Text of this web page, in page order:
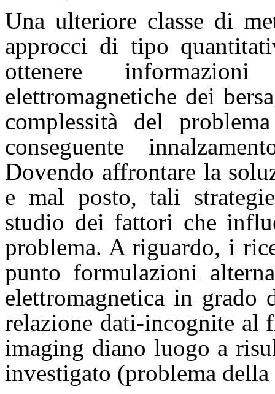
Una ulteriore classe di
approcci di tipo
ottenere
elettromagnetiche dei
complessità del
conseguente
Dovendo affrontare la
e mal posto, tali
studio dei fattori che
problema. A riguardo, i
punto formulazioni
elettromagnetica in grado
relazione dati-incognite al
imaging diano luogo a
investigato (problema